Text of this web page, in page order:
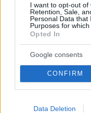
I want to opt-out of
Retention, Sale,
Personal Data that
Purposes for which
Opted In
Google consents
CONFIRM
Data Deletion
Το εξωτικό φρούτο που
μόνο σε ένα ελληνικό
06.08.2026, 10:57